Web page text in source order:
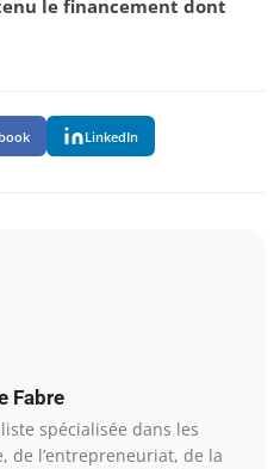
le financement dont
LinkedIn
Fabre
spécialisée dans les
de l’entrepreneuriat, de la